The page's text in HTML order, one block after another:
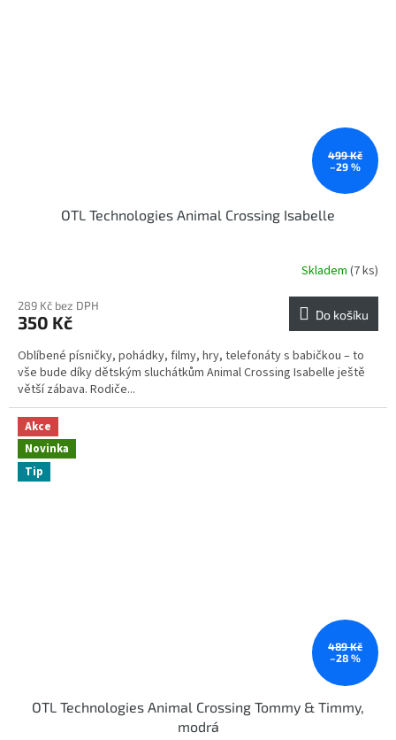
499 Kč
–29 %
OTL Technologies Animal Crossing Isabelle
Skladem (7 ks)
289 Kč bez DPH
350 Kč Do košíku
Oblíbené písničky, pohádky, filmy, hry, telefonáty s babičkou – to
vše bude díky dětským sluchátkům Animal Crossing Isabelle ještě
větší zábava. Rodiče...
Akce
Novinka
Tip
489 Kč
–28 %
OTL Technologies Animal Crossing Tommy & Timmy,
modrá